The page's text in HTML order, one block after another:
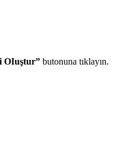
OIuştur” butonuna tıklayın.